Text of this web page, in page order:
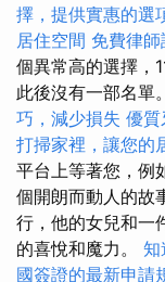
擇，提供實惠的選
居住空間 免費律
個異常高的選擇，
此後沒有一部名單
巧，減少損失 優質
打掃家裡，讓您的
平台上等著您，例
個開朗而動人的故
行，他的女兒和一
的喜悅和魔力。 知
國簽證的最新申請